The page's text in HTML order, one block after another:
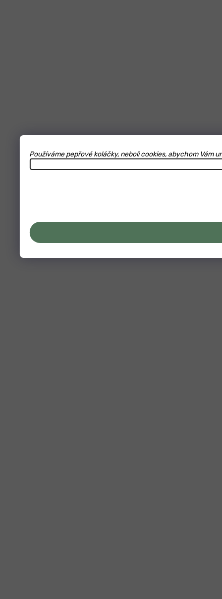
Používáme pepřové koláčky, neboli cookies, abychom Vám